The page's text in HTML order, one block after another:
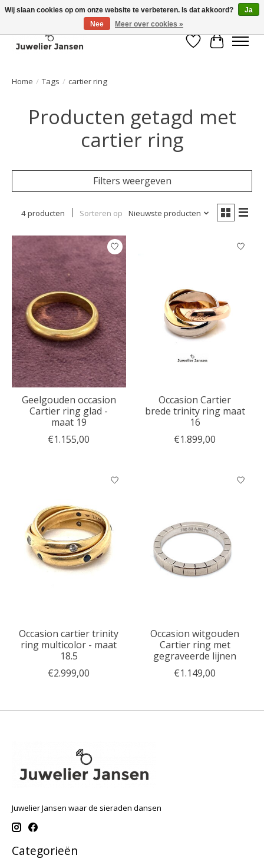
Verlanglijst
Home / Tags / cartier ring
Producten getagd met
cartier ring
Filters weergeven
4 producten Sorteren op Nieuwste producten
Geelgouden occasion
Cartier ring glad -
maat 19
€1.155,00
Occasion Cartier
brede trinity ring maat
16
€1.899,00
Occasion cartier trinity
ring multicolor - maat
18.5
€2.999,00
Occasion witgouden
Cartier ring met
gegraveerde lijnen
€1.149,00
Juwelier Jansen waar de sieraden dansen
Categorieën
Wij slaan cookies op om onze website te verbeteren. Is dat akkoord?
Ja
Nee
Meer over cookies »